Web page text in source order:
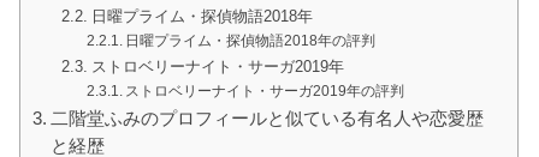
日曜プライム・探偵物語2018年
日曜プライム・探偵物語2018年の評判
ストロベリーナイト・サーガ2019年
ストロベリーナイト・サーガ2019年の評判
二階堂ふみのプロフィールと似ている有名人や恋愛歴
と経歴